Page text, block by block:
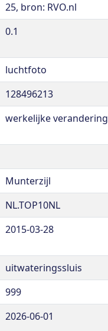
25, bron: RVO.nl
0.1
luchtfoto
128496213
werkelijke verandering
Munterzijl
NL.TOP10NL
2015-03-28
uitwateringssluis
999
2026-06-01